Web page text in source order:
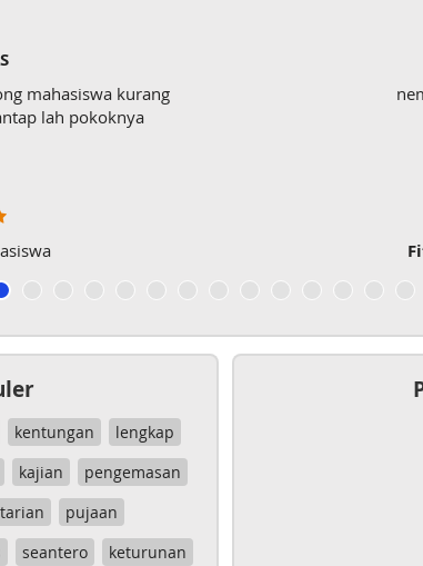
mahasiswa kurang
lah pokoknya
kentungan
lengkap
kajian
pengemasan
pujaan
seantero
keturunan